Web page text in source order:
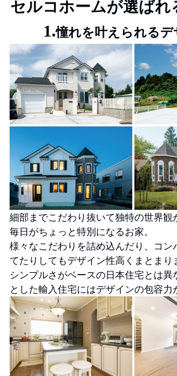
セルコホームが選ばれ
1.憧れを叶えられるデ
細部までこだわり抜いて独特の世界観
毎日がちょっと特別になるお家。
様々なこだわりを詰め込んだり、コン
てたりしてもデザイン性高くまとまり
シンプルさがベースの日本住宅とは
とした輸入住宅にはデザインの包容力